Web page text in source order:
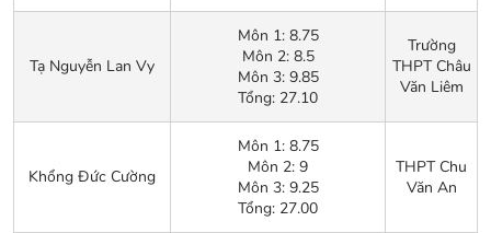
Tạ Nguyễn Lan Vy
Môn 1: 8.75
Môn 2: 8.5
Môn 3: 9.85
Tổng: 27.10
Trường
THPT Châu
Văn Liêm
Khổng Đức Cường
Môn 1: 8.75
Môn 2: 9
Môn 3: 9.25
Tổng: 27.00
THPT Chu
Văn An